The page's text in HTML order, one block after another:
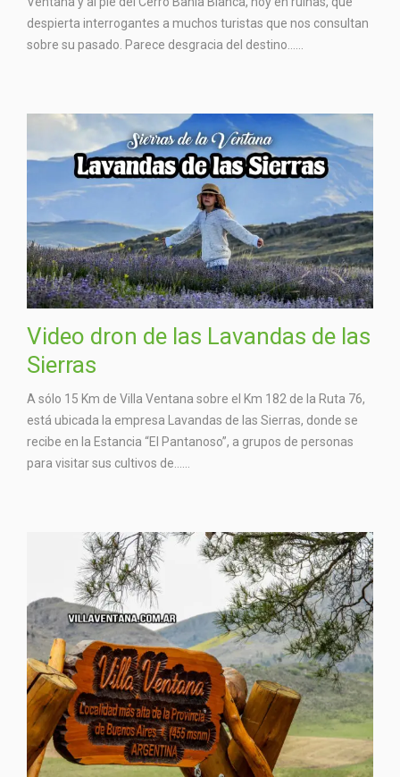
despierta interrogantes a muchos turistas que nos consultan
sobre su pasado. Parece desgracia del destino…...
Video dron de las Lavandas de las
Sierras
A sólo 15 Km de Villa Ventana sobre el Km 182 de la Ruta 76,
está ubicada la empresa Lavandas de las Sierras, donde se
recibe en la Estancia “El Pantanoso”, a grupos de personas
para visitar sus cultivos de…...